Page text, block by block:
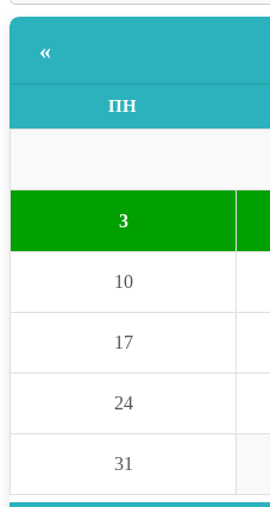
«
ПН
3
10
17
24
31